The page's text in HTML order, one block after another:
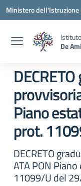
Vai ai contenuti
Vai al menu di navigazione
Vai al footer
Ministero dell'Istruzione
De
Piano
prot.
DECRETO
ATA PON
11099/U del